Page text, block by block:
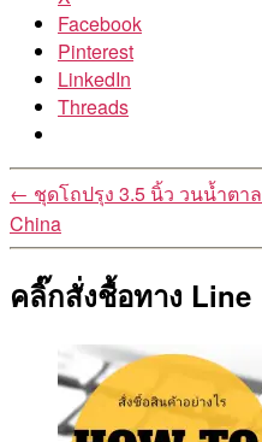
Facebook
Pinterest
LinkedIn
Threads
← ชุดโถปรุง 3.5 นิ้ว วนน้ำตาล
China
คลิ๊กสั่งชื้อทาง Line